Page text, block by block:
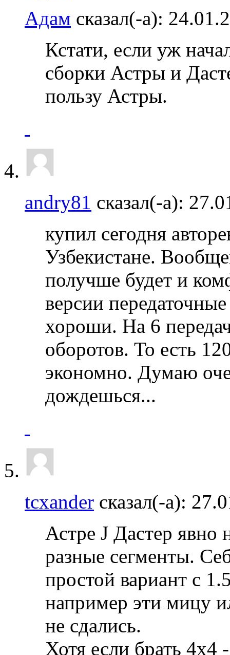
Адам сказал(-а):
Кстати, если уж
сборки Астры и
пользу Астры.
andry81 сказал(-а):
купил сегодня
Узбекистане.
получше будет и
версии
хороши. На 6
оборотов. То есть
экономно. Думаю
дождешься...
tcxander сказал(-а):
Астре J Дастер явно
разные сегменты.
простой вариант с
например эти мицу
не сдались.
Хотя если брать